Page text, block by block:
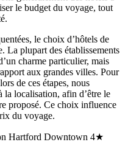
le budget du voyage, tout
le choix d’hôtels de
La plupart des établissements
charme particulier, mais
aux grandes villes. Pour
de ces étapes, nous
la localisation, afin d’être le
proposé. Ce choix influence
du voyage.
Hartford Downtown 4★